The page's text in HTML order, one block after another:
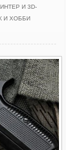
И 3D-
И ХОББИ